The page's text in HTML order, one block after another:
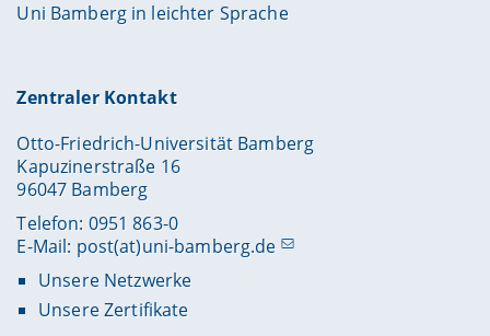
Uni Bamberg in leichter Sprache
Zentraler Kontakt
Otto-Friedrich-Universität Bamberg
Kapuzinerstraße 16
96047 Bamberg
Telefon: 0951 863-0
E-Mail: post(at)uni-bamberg.de
Unsere Netzwerke
Unsere Zertifikate